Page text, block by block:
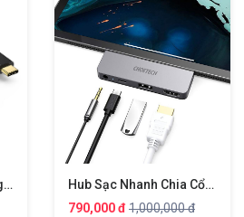
Hub Chia Cổng Đa Năng 2 In 1 Type-C Thành Cổng VGA Full HD & Cổng HDMI Chuẩn 4K Hiệu CHOETECH M07BK
Hub Sạc Nhanh Chia Cổng PD Type-C Đa Năng 4 In 1 Hiệu CHOETECH M13
790,000 đ 1,000,000 đ